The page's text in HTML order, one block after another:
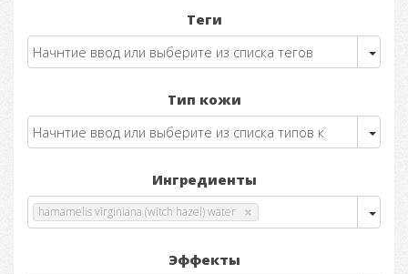
Теги
Тип кожи
Ингредиенты
hamamelis virginiana (witch hazel) water
Эффекты